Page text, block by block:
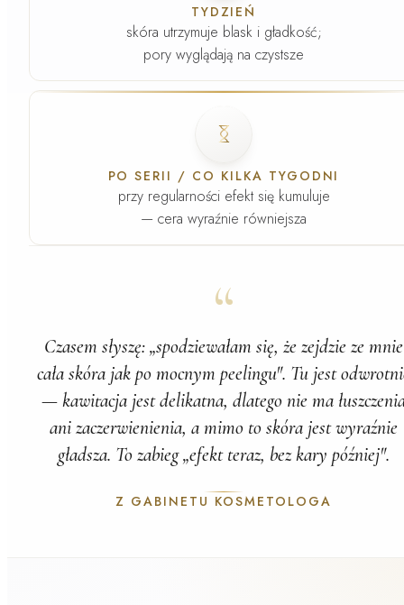
TYDZIEŃ
skóra utrzymuje blask i gładkość;
pory wyglądają na czystsze
PO SERII / CO KILKA TYGODNI
przy regularności efekt się kumuluje
— cera wyraźnie równiejsza
“
Czasem słyszę: „spodziewałam się, że zejdzie ze mnie
cała skóra jak po mocnym peelingu". Tu jest
— kawitacja jest delikatna, dlatego nie ma
ani zaczerwienienia, a mimo to skóra jest wyraźnie
gładsza. To zabieg „efekt teraz, bez kary później".
Z GABINETU KOSMETOLOGA